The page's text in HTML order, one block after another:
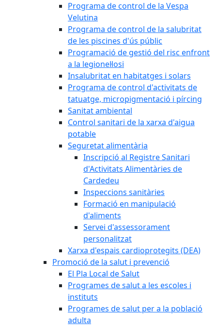
Programa de control de la Vespa
Velutina
Programa de control de la salubritat
de les piscines d'ús públic
Programació de gestió del risc enfront
a la legionel·losi
Insalubritat en habitatges i solars
Programa de control d'activitats de
tatuatge, micropigmentació i pírcing
Sanitat ambiental
Control sanitari de la xarxa d'aigua
potable
Seguretat alimentària
Inscripció al Registre Sanitari
d'Activitats Alimentàries de
Cardedeu
Inspeccions sanitàries
Formació en manipulació
d'aliments
Servei d'assessorament
personalitzat
Xarxa d'espais cardioprotegits (DEA)
Promoció de la salut i prevenció
El Pla Local de Salut
Programes de salut a les escoles i
instituts
Programes de salut per a la població
adulta